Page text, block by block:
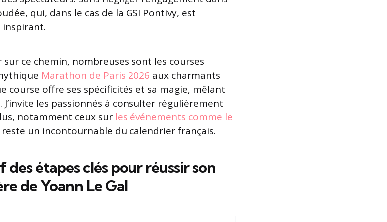
qui, dans le cas de la GSI Pontivy, est
inspirant.
sur ce chemin, nombreuses sont les courses
Marathon de Paris 2026 aux charmants
course offre ses spécificités et sa magie, mêlant
les passionnés à consulter régulièrement
notamment ceux sur les événements comme le
un incontournable du calendrier français.
étapes clés pour réussir son
de Yoann Le Gal